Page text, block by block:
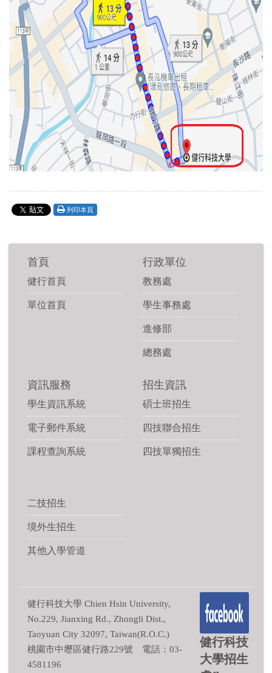
列印本頁
首頁
健行首頁
單位首頁
行政單位
教務處
學生事務處
進修部
總務處
資訊服務
學生資訊系統
電子郵件系統
課程查詢系統
招生資訊
碩士班招生
四技聯合招生
四技單獨招生
二技招生
境外生招生
其他入學管道
健行科技大學 Chien Hsin University,
No.229, Jianxing Rd., Zhongli Dist.,
Taoyuan City 32097, Taiwan(R.O.C.)
桃園市中壢區健行路229號 電話：03-
4581196
健行科技
大學招生